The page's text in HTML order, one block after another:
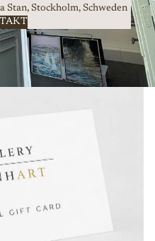
Stan, Stockholm, Schweden